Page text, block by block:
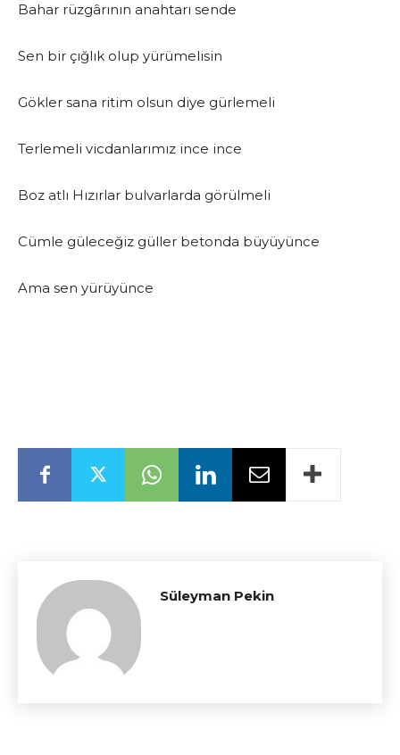
Bahar rüzgârının anahtarı sende
Sen bir çığlık olup yürümelisin
Gökler sana ritim olsun diye gürlemeli
Terlemeli vicdanlarımız ince ince
Boz atlı Hızırlar bulvarlarda görülmeli
Cümle güleceğiz güller betonda büyüyünce
Ama sen yürüyünce
Süleyman Pekin